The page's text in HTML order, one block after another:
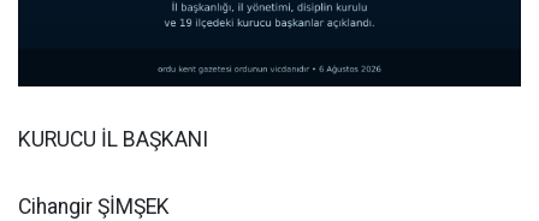
KURUCU İL BAŞKANI
Cihangir ŞİMŞEK